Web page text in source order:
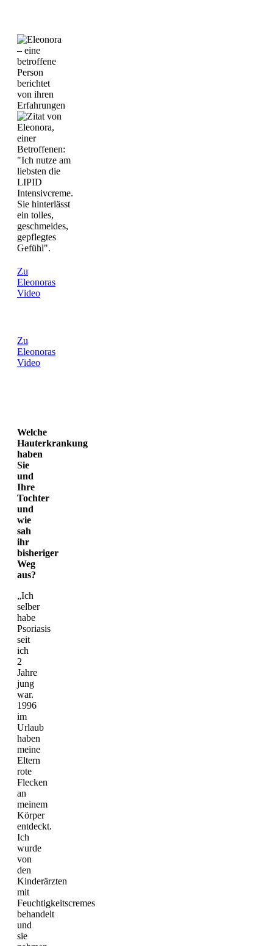
Zu
Eleonoras
Video
Zu
Eleonoras
Video
Welche
Hauterkrankung
haben
Sie
und
Ihre
Tochter
und
wie
sah
ihr
bisheriger
Weg
aus?
„Ich
selber
habe
Psoriasis
seit
ich
2
Jahre
jung
war.
1996
im
Urlaub
haben
meine
Eltern
rote
Flecken
an
meinem
Körper
entdeckt.
Ich
wurde
von
den
Kinderärzten
mit
Feuchtigkeitscremes
behandelt
und
sie